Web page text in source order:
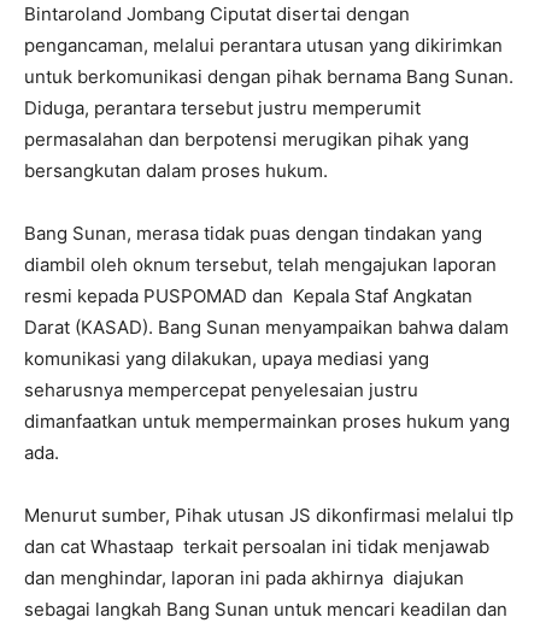
Bintaroland Jombang Ciputat disertai dengan
pengancaman, melalui perantara utusan yang dikirimkan
untuk berkomunikasi dengan pihak bernama Bang Sunan.
Diduga, perantara tersebut justru memperumit
permasalahan dan berpotensi merugikan pihak yang
bersangkutan dalam proses hukum.
Bang Sunan, merasa tidak puas dengan tindakan yang
diambil oleh oknum tersebut, telah mengajukan laporan
resmi kepada PUSPOMAD dan Kepala Staf Angkatan
Darat (KASAD). Bang Sunan menyampaikan bahwa dalam
komunikasi yang dilakukan, upaya mediasi yang
seharusnya mempercepat penyelesaian justru
dimanfaatkan untuk mempermainkan proses hukum yang
ada.
Menurut sumber, Pihak utusan JS dikonfirmasi melalui tlp
dan cat Whastaap terkait persoalan ini tidak menjawab
dan menghindar, laporan ini pada akhirnya diajukan
sebagai langkah Bang Sunan untuk mencari keadilan dan